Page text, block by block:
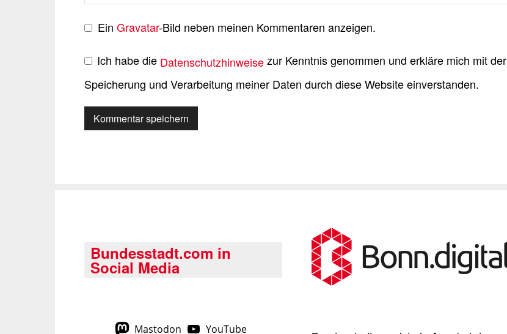
EinGravatar-Bild neben meinen Kommentaren anzeigen.
Ich habe die Datenschutzhinweisezur Kenntnis genommen und erkläre mich mit der
Speicherung und Verarbeitung meiner Daten durch diese Website einverstanden.
Bundesstadt.com in
Social Media
Mastodon YouTube